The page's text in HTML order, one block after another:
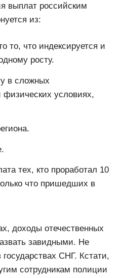
выплат российским
из:
то, что индексируется и
росту.
в сложных
физических условиях,
тех, кто проработал 10
что пришедших в
доходы отечественных
завидными. Не
СНГ. Кстати,
сотрудникам полиции